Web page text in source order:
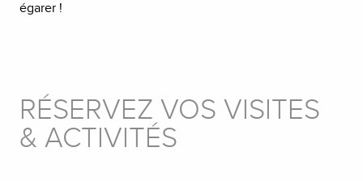
égarer !
RÉSERVEZ VOS VISITES
& ACTIVITÉS